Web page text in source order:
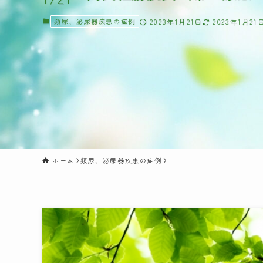
頻尿、泌尿器疾患の症例 2023年1月21日 2023年1月21
ホーム 頻尿、泌尿器疾患の症例